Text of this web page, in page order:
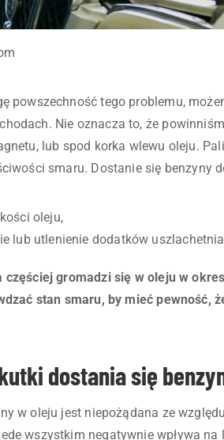
powszechność tego problemu,
Nie oznacza to, że
lub spod korka wlewu oleju.
smaru. Dostanie się benzyny
oleju,
lub utlenienie dodatków
częściej gromadzi się w oleju w
stan smaru, by mieć pewność,
dostania się
w oleju jest niepożądana ze
wszystkim negatywnie wpływa